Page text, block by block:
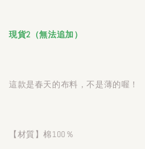
現貨2（無法追加）
這款是春天的布料，不是薄的喔！
【材質】棉100％